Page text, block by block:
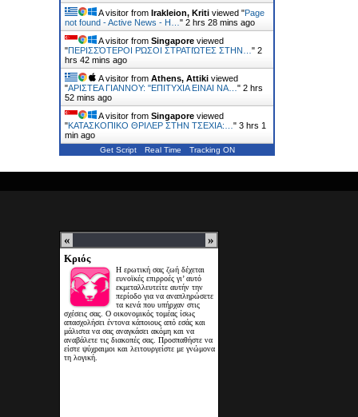
A visitor from Irakleion, Kriti viewed "Page
not found - Active News - Η… " 2 hrs 28 mins ago
A visitor from Singapore viewed
"ΠΕΡΙΣΣΌΤΕΡΟΙ ΡΏΣΟΙ ΣΤΡΑΤΙΏΤΕΣ ΣΤΗΝ… " 2
hrs 42 mins ago
A visitor from Athens, Attiki viewed
"ΑΡΙΣΤΕΑ ΓΙΑΝΝΟΥ: "ΕΠΙΤΥΧΙΑ ΕΙΝΑΙ ΝΑ… " 2 hrs
52 mins ago
A visitor from Singapore viewed
"ΚΑΤΑΣΚΟΠΙΚΟ ΘΡΙΛΕΡ ΣΤΗΝ ΤΣΕΧΙΑ:… " 3 hrs 1
min ago
Get Script Real Time Tracking ON